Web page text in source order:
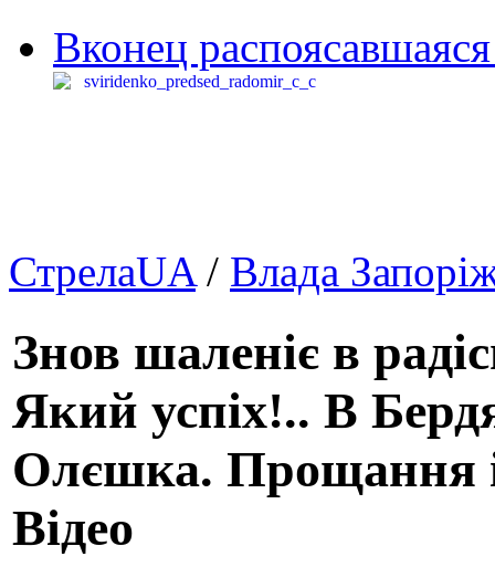
Вконец
СтрелаUA/ Влада
Знов шаленіє в
Який успіх!.. В
Олєшка. Прощання
Відео